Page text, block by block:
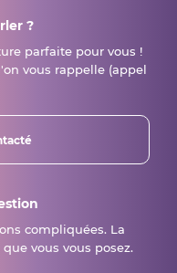
?
parfaite pour vous !
vous rappelle (appel
compliquées. La
vous vous posez.